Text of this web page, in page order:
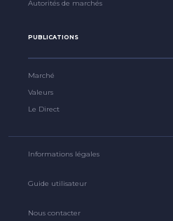
Autorités de marchés
PUBLICATIONS
Marché
Valeurs
Le Direct
Informations légales
Guide utilisateur
Nous contacter